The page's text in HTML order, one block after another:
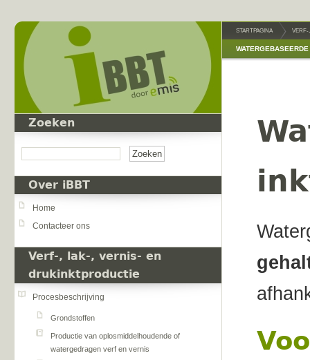
Zoeken
Over iBBT
Home
Contacteer ons
Verf-, lak-, vernis- en
drukinktproductie
Procesbeschrijving
Grondstoffen
Productie van oplosmiddelhoudende of
watergedragen verf en vernis
STARTPAGINA VERF-